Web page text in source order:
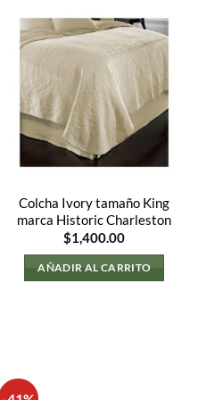
Colcha Ivory tamaño King
marca Historic Charleston
$1,400.00
AÑADIR AL CARRITO